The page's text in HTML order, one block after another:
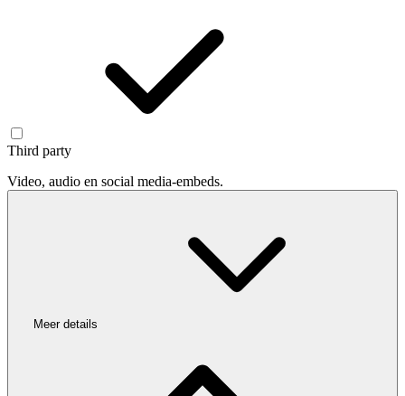
Third party
Video, audio en social media-embeds.
Meer details